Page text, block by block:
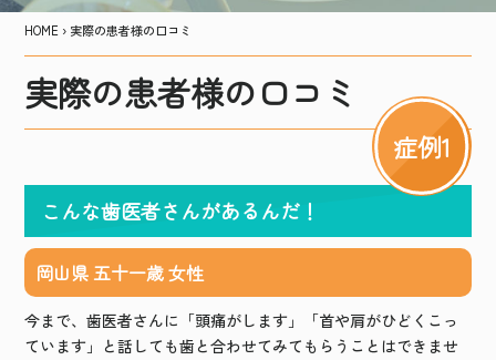
HOME › 実際の患者様の口コミ
実際の患者様の口コミ
症例1
こんな歯医者さんがあるんだ！
岡山県 五十一歳 女性
今まで、歯医者さんに「頭痛がします」「首や肩がひどくこっ
ています」と話しても歯と合わせてみてもらうことはできませ